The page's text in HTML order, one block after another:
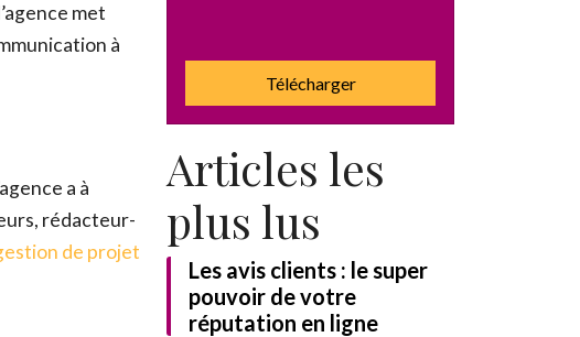
met
à
a à
rédacteur-
de projet
Télécharger
Articles les
plus lus
Les avis clients : le super
pouvoir de votre
réputation en ligne